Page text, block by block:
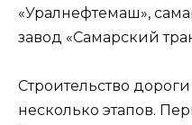
«Уралнефтемаш»,
завод «Самарский
Строительство
несколько этапов.